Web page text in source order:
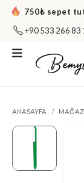
750₺ sepet
+90 533 266 83
ANASAYFA